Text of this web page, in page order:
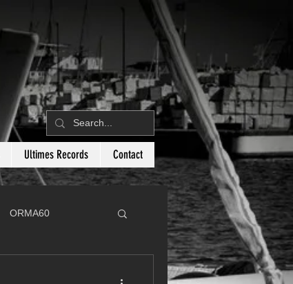
Ultimes Records Contact
ORMA60